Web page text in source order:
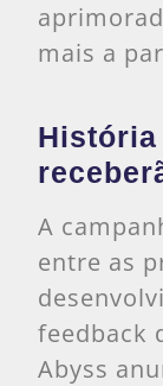
mais a
História
A
entre as
feedback
Abyss